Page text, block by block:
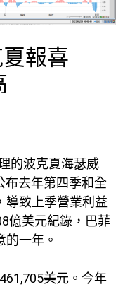
夏報喜
的波克夏海瑟威
布去年第四季和全
導致上季營業利益
億美元紀錄，巴菲
一年。
美元。今年